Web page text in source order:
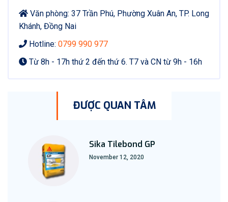
Văn phòng: 37 Trần Phú, Phường Xuân An, TP. Long
Khánh, Đồng Nai
Hotline: 0799 990 977
Từ 8h - 17h thứ 2 đến thứ 6. T7 và CN từ 9h - 16h
ĐƯỢC QUAN TÂM
Sika Tilebond GP
November 12, 2020